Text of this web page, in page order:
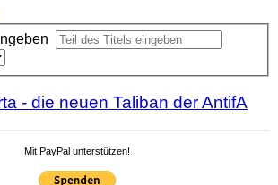
- die neuen Taliban der AntifA
Mit PayPal unterstützen!